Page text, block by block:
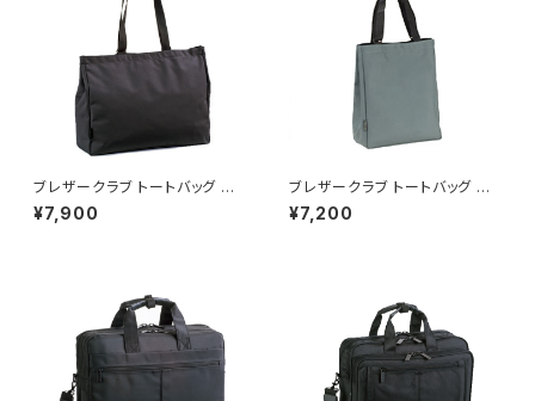
ブレザークラブ トートバッグ ハ
ンドバッグ メンズ 53385 ブラッ
ク 国内正規 ブラック
¥7,900
ブレザークラブ トートバッグ ハ
ンドバッグ メンズ 53386 グレ
ー 国内正規 グレー
¥7,200